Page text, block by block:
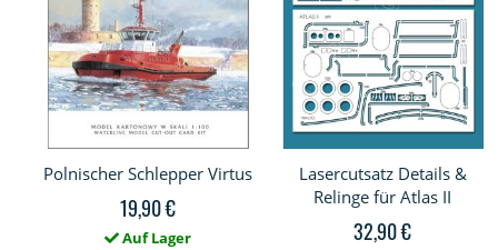
Polnischer Schlepper Virtus
19,90 €
Auf Lager
Lasercutsatz Details &
Relinge für Atlas II
32,90 €